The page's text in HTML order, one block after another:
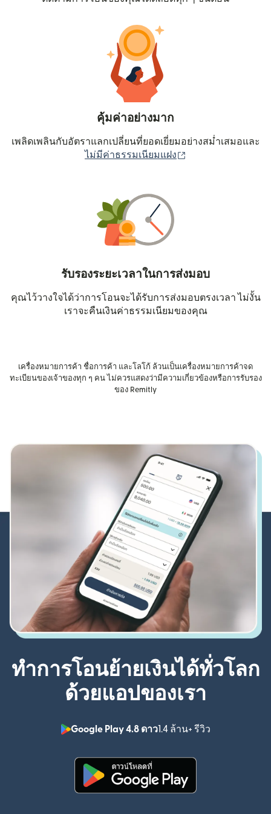
คุ้มค่าอย่างมาก
เพลิดเพลินกับอัตราแลกเปลี่ยนที่ยอดเยี่ยมอย่างสม่ำเสมอและ
ไม่มีค่าธรรมเนียมแฝง
รับรองระยะเวลาในการส่งมอบ
คุณไว้วางใจได้ว่าการโอนจะได้รับการส่งมอบตรงเวลา ไม่งั้น
เราจะคืนเงินค่าธรรมเนียมของคุณ
เครื่องหมายการค้า ชื่อการค้า และโลโก้ ล้วนเป็นเครื่องหมายการค้าจด
ทะเบียนของเจ้าของทุก ๆ คน ไม่ควรแสดงว่ามีความเกี่ยวข้องหรือการรับรอง
ของ Remitly
ทำการโอนย้ายเงินได้ทั่วโลก
ด้วยแอปของเรา
Google Play 4.8 ดาว1.4 ล้าน+ รีวิว
(เปิดในหน้าต่